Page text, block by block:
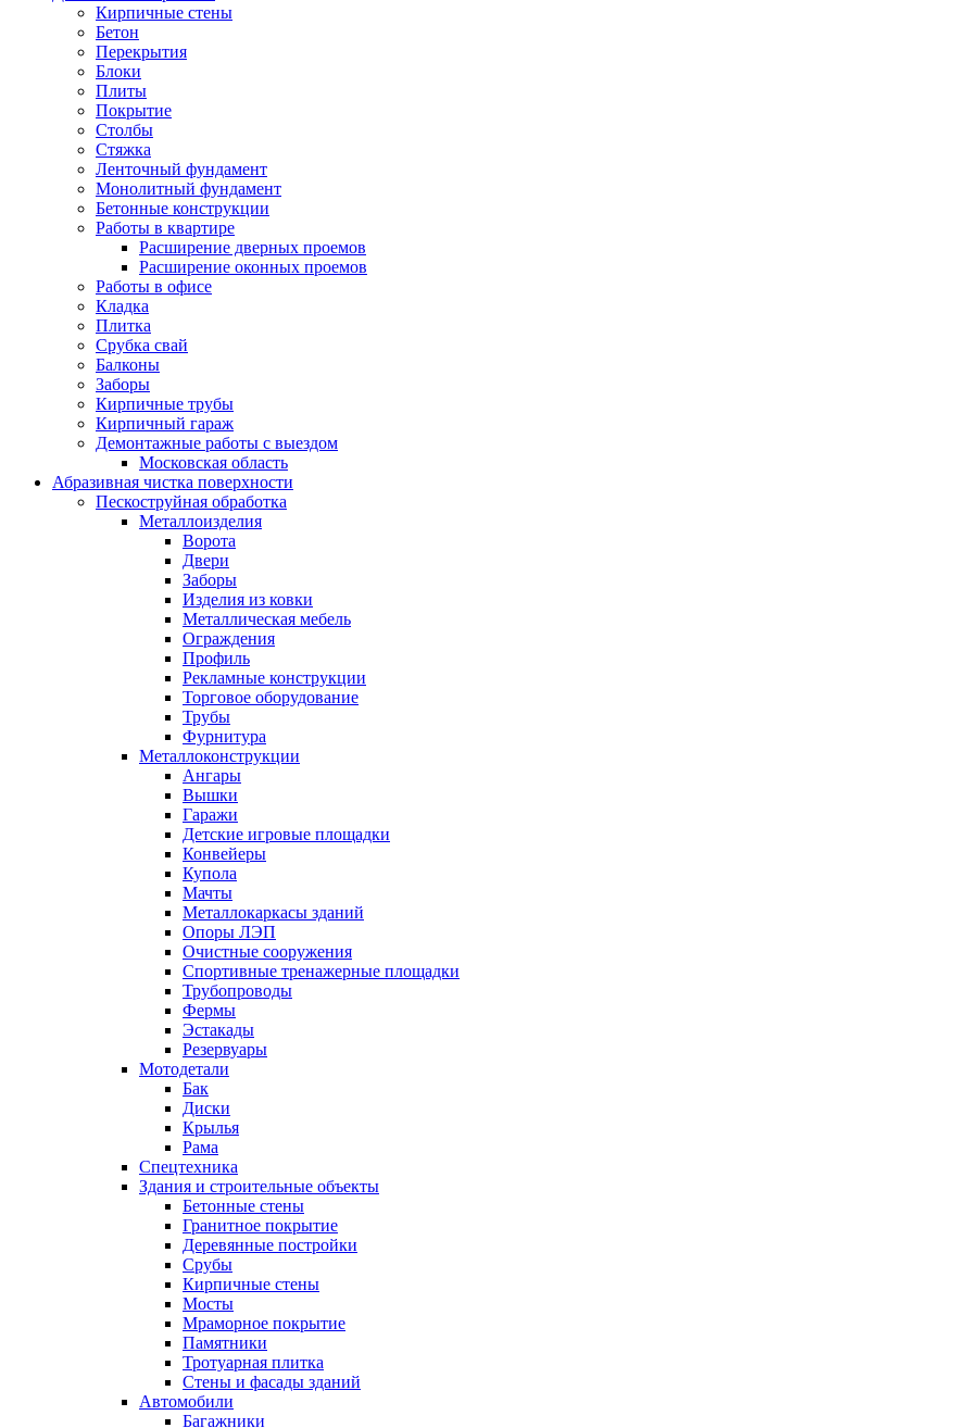
Кирпичные стены
Бетон
Перекрытия
Блоки
Плиты
Покрытие
Столбы
Стяжка
Ленточный фундамент
Монолитный фундамент
Бетонные конструкции
Работы в квартире
Расширение дверных проемов
Расширение оконных проемов
Работы в офисе
Кладка
Плитка
Срубка свай
Балконы
Заборы
Кирпичные трубы
Кирпичный гараж
Демонтажные работы с выездом
Московская область
Абразивная чистка поверхности
Пескоструйная обработка
Металлоизделия
Ворота
Двери
Заборы
Изделия из ковки
Металлическая мебель
Ограждения
Профиль
Рекламные конструкции
Торговое оборудование
Трубы
Фурнитура
Металлоконструкции
Ангары
Вышки
Гаражи
Детские игровые площадки
Конвейеры
Купола
Мачты
Металлокаркасы зданий
Опоры ЛЭП
Очистные сооружения
Спортивные тренажерные площадки
Трубопроводы
Фермы
Эстакады
Резервуары
Мотодетали
Бак
Диски
Крылья
Рама
Спецтехника
Здания и строительные объекты
Бетонные стены
Гранитное покрытие
Деревянные постройки
Срубы
Кирпичные стены
Мосты
Мраморное покрытие
Памятники
Тротуарная плитка
Стены и фасады зданий
Автомобили
Багажники